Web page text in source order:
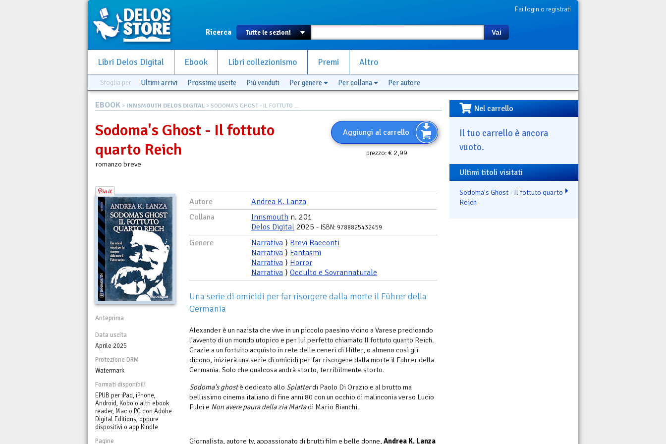
Fai login o registrati
Ricerca Vai
Libri Delos Digital Ebook Libri collezionismo Premi Altro
Sfoglia per Ultimi arrivi Prossime uscite Più venduti Per genere Per collana Per autore
EBOOK > INNSMOUTH DELOS DIGITAL > SODOMA'S GHOST - IL FOTTUTO ...
Aggiungi al carrello
prezzo:€ 2,99
Sodoma's Ghost - Il fottuto
quarto Reich
romanzo breve
Anteprima
Data uscita
Aprile 2025
Protezione DRM
Watermark
Formati disponibili
EPUB per iPad, iPhone,
Android, Kobo o altri ebook
reader, Mac o PC con Adobe
Digital Editions, oppure
dispositivi o app Kindle
Pagine
Autore
Andrea K. Lanza
Collana
Innsmouth n. 201
Delos Digital 2025 - ISBN: 9788825432459
Genere Narrativa ⟩ Brevi Racconti
Narrativa ⟩ Fantasmi
Narrativa ⟩ Horror
Narrativa ⟩ Occulto e Sovrannaturale
Una serie di omicidi per far risorgere dalla morte il Führer della
Germania
Alexander è un nazista che vive in un piccolo paesino vicino a Varese predicando
l'avvento di un mondo utopico e per lui perfetto chiamato Il fottuto quarto Reich.
Grazie a un fortuito acquisto in rete delle ceneri di Hitler, o almeno così gli
dicono, inizierà una serie di omicidi per far risorgere dalla morte il Führer della
Germania. Solo che qualcosa andrà storto, terribilmente storto.
Sodoma's ghostè dedicato allo Splatterdi Paolo Di Orazio e al brutto ma
bellissimo cinema italiano di fine anni 80 con un occhio di malinconia verso Lucio
Fulci e Non avere paura della zia Martadi Mario Bianchi.
Giornalista, autore tv, appassionato di brutti film e belle donne, Andrea K. Lanza
Nel carrello
Il tuo carrello è ancora
vuoto.
Ultimi titoli visitati
Sodoma's Ghost - Il fottuto quarto
Reich